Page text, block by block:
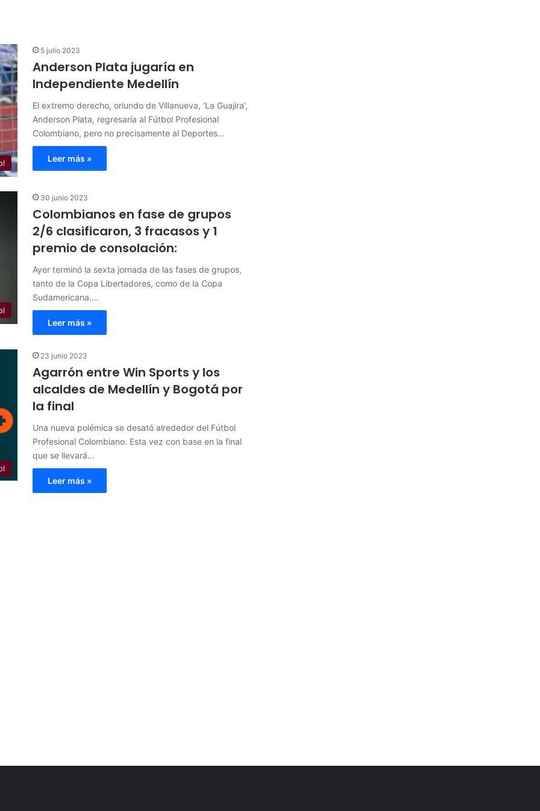
5 julio 2023
Anderson Plata jugaría en
Independiente Medellín
El extremo derecho, oriundo de Villanueva, ‘La Guajira’,
Anderson Plata, regresaría al Fútbol Profesional
Colombiano, pero no precisamente al Deportes…
Leer más »
30 junio 2023
Colombianos en fase de grupos
2/6 clasificaron, 3 fracasos y 1
premio de consolación:
Ayer terminó la sexta jornada de las fases de grupos,
tanto de la Copa Libertadores, como de la Copa
Sudamericana.…
Leer más »
23 junio 2023
Agarrón entre Win Sports y los
alcaldes de Medellín y Bogotá por
la final
Una nueva polémica se desató alrededor del Fútbol
Profesional Colombiano. Esta vez con base en la final
que se llevará…
Leer más »